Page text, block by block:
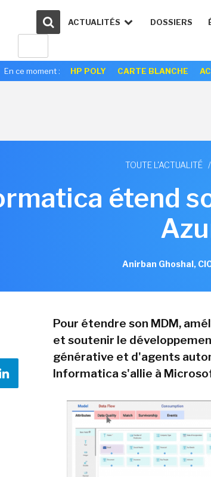
ACTUALITÉS DOSSIERS
En ce moment : HP POLY CARTE BLANCHE
TOUTE L'ACTUALITÉ /
étend
Anirban Ghoshal,
Pour étendre son MDM,
et soutenir le
générative et d'agents
Informatica s'allie à